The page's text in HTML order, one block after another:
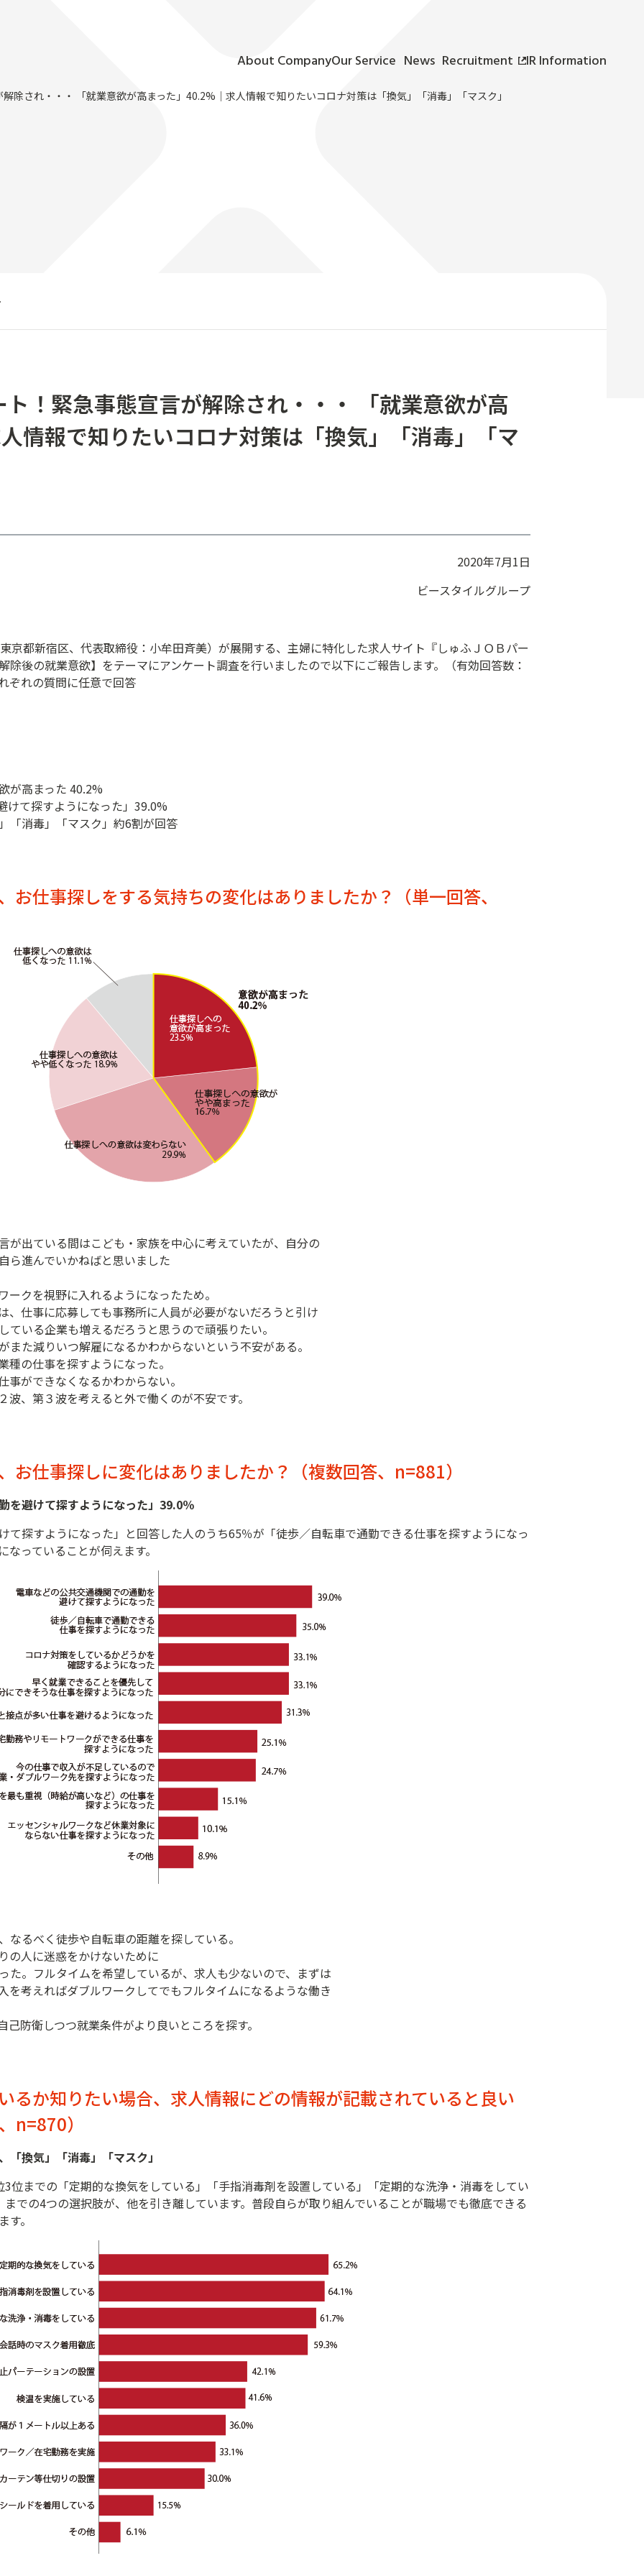
About CompanyOur Service News Recruitment IR Information
除され・・・ 「就業意欲が高まった」40.2%｜求人情報で知りたいコロナ対策は「換気」「消毒」「マスク」
！緊急事態宣言が解除され・・・ 「就業意欲が高
情報で知りたいコロナ対策は「換気」「消毒」「マ
2020年7月1日
ビースタイルグループ
京都新宿区、代表取締役：小牟田斉美）が展開する、主婦に特化した求人サイト『しゅふＪＯＢパー
除後の就業意欲】をテーマにアンケート調査を行いましたので以下にご報告します。（有効回答数：
ぞれの質問に任意で回答
が高まった 40.2%
けて探すようになった」39.0%
「消毒」「マスク」約6割が回答
お仕事探しをする気持ちの変化はありましたか？（単一回答、
が出ている間はこども・家族を中心に考えていたが、自分の
ら進んでいかねばと思いました
ークを視野に入れるようになったため。
、仕事に応募しても事務所に人員が必要がないだろうと引け
いる企業も増えるだろうと思うので頑張りたい。
また減りいつ解雇になるかわからないという不安がある。
の仕事を探すようになった。
事ができなくなるかわからない。
、第３波を考えると外で働くのが不安です。
お仕事探しに変化はありましたか？（複数回答、n=881）
を避けて探すようになった」39.0％
て探すようになった」と回答した人のうち65％が「徒歩／自転車で通勤できる仕事を探すようになっ
っていることが伺えます。
なるべく徒歩や自転車の距離を探している。
の人に迷惑をかけないために
た。フルタイムを希望しているが、求人も少ないので、まずは
考えればダブルワークしてでもフルタイムになるような働き
防衛しつつ就業条件がより良いところを探す。
るか知りたい場合、求人情報にどの情報が記載されていると良い
n=870）
換気」「消毒」「マスク」
位までの「定期的な換気をしている」「手指消毒剤を設置している」「定期的な洗浄・消毒をしてい
での4つの選択肢が、他を引き離しています。普段自らが取り組んでいることが職場でも徹底できる
。